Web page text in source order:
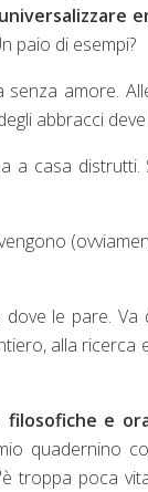
paio di esempi?
amore.
abbracci
a casa
le pare.
alla
e
quadernino
troppa poca